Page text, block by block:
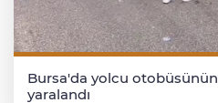
Bursa'da yolcu otobüsünün
yaralandı